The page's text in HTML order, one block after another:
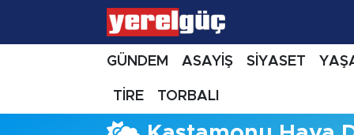
GÜNDEM ASAYİŞ SİYASET
TİRE TORBALI